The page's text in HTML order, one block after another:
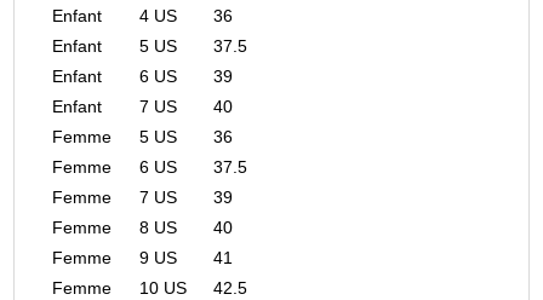
Enfant
4 US
36
Enfant
5 US
37.5
Enfant
6 US
39
Enfant
7 US
40
Femme
5 US
36
Femme
6 US
37.5
Femme
7 US
39
Femme
8 US
40
Femme
9 US
41
Femme
10 US
42.5